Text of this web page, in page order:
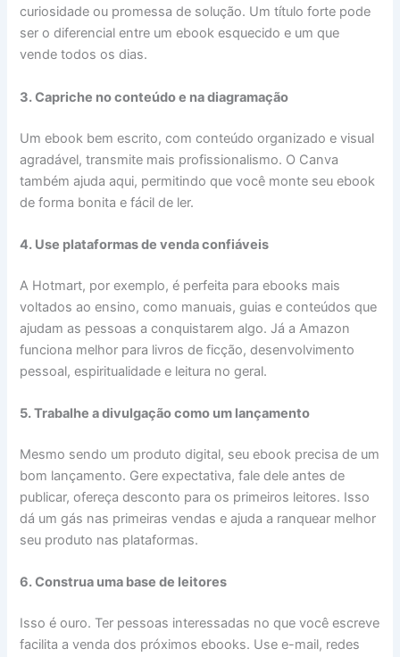
curiosidade ou promessa de solução. Um título forte pode
ser o diferencial entre um ebook esquecido e um que
vende todos os dias.
3. Capriche no conteúdo e na diagramação
Um ebook bem escrito, com conteúdo organizado e visual
agradável, transmite mais profissionalismo. O Canva
também ajuda aqui, permitindo que você monte seu ebook
de forma bonita e fácil de ler.
4. Use plataformas de venda confiáveis
A Hotmart, por exemplo, é perfeita para ebooks mais
voltados ao ensino, como manuais, guias e conteúdos que
ajudam as pessoas a conquistarem algo. Já a Amazon
funciona melhor para livros de ficção, desenvolvimento
pessoal, espiritualidade e leitura no geral.
5. Trabalhe a divulgação como um lançamento
Mesmo sendo um produto digital, seu ebook precisa de um
bom lançamento. Gere expectativa, fale dele antes de
publicar, ofereça desconto para os primeiros leitores. Isso
dá um gás nas primeiras vendas e ajuda a ranquear melhor
seu produto nas plataformas.
6. Construa uma base de leitores
Isso é ouro. Ter pessoas interessadas no que você escreve
facilita a venda dos próximos ebooks. Use e-mail, redes